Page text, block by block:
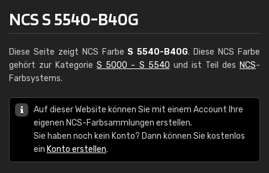
NCS S 5540-B40G
Diese Seite zeigt NCS Farbe S 5540-B40G. Diese NCS Farbe
gehört zur KategorieS 5000 - S 5540 und ist Teil des NCS-
Farbsystems.
Auf dieser Website können Sie mit einem Account Ihre
eigenen NCS-Farbsammlungen erstellen.
Sie haben noch kein Konto? Dann können Sie kostenlos
ein Konto erstellen.